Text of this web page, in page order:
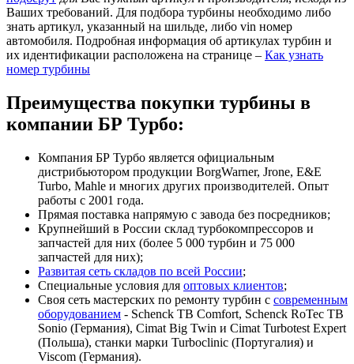
Ваших требований. Для подбора турбины необходимо либо
знать артикул, указанный на шильде, либо vin номер
автомобиля. Подробная информация об артикулах турбин и
их идентификации расположена на странице – Как узнать
номер турбины
Преимущества покупки турбины в
компании БР Турбо:
Компания БР Турбо является официальным
дистрибьютором продукции BorgWarner, Jrone, E&E
Turbo, Mahle и многих других производителей. Опыт
работы с 2001 года.
Прямая поставка напрямую с завода без посредников;
Крупнейший в России склад турбокомпрессоров и
запчастей для них (более 5 000 турбин и 75 000
запчастей для них);
Развитая сеть складов по всей России;
Специальные условия для оптовых клиентов;
Своя сеть мастерских по ремонту турбин с современным
оборудованием - Schenck TB Comfort, Schenck RoTec TB
Sonio (Германия), Cimat Big Twin и Cimat Turbotest Expert
(Польша), станки марки Turboclinic (Португалия) и
Viscom (Германия).